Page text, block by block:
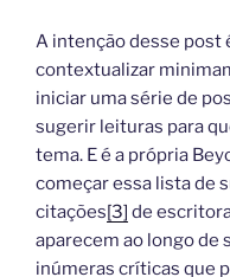
A intenção desse post
contextualizar
iniciar uma série de
sugerir leituras para
tema. E é a própria
começar essa lista de
citações[3] de
aparecem ao longo de
inúmeras críticas que